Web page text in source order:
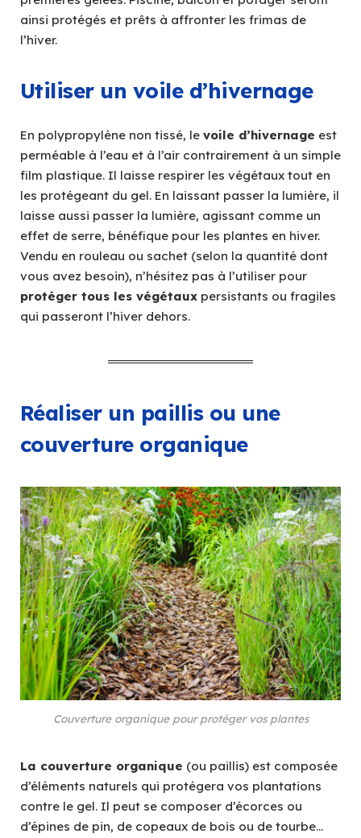
ainsi protégés et prêts à affronter les frimas de
l’hiver.
Utiliser un voile d’hivernage
En polypropylène non tissé, le voile d’hivernage est
perméable à l’eau et à l’air contrairement à un simple
film plastique. Il laisse respirer les végétaux tout en
les protégeant du gel. En laissant passer la lumière, il
laisse aussi passer la lumière, agissant comme un
effet de serre, bénéfique pour les plantes en hiver.
Vendu en rouleau ou sachet (selon la quantité dont
vous avez besoin), n’hésitez pas à l’utiliser pour
protéger tous les végétaux persistants ou fragiles
qui passeront l’hiver dehors.
Réaliser un paillis ou une
couverture organique
Couverture organique pour protéger vos plantes
La couverture organique (ou paillis) est composée
d’éléments naturels qui protégera vos plantations
contre le gel. Il peut se composer d’écorces ou
d’épines de pin, de copeaux de bois ou de tourbe…